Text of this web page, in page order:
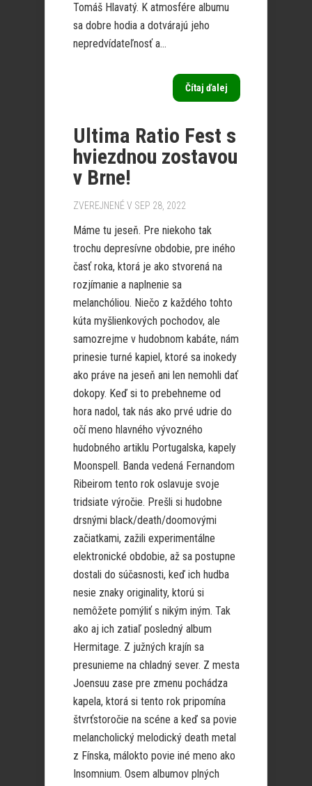
Tomáš Hlavatý. K atmosfére albumu
sa dobre hodia a dotvárajú jeho
nepredvídateľnosť a...
Čítaj ďalej
Ultima Ratio Fest s
hviezdnou zostavou
v Brne!
ZVEREJNENÉ V SEP 28, 2022
Máme tu jeseň. Pre niekoho tak
trochu depresívne obdobie, pre iného
časť roka, ktorá je ako stvorená na
rozjímanie a naplnenie sa
melanchóliou. Niečo z každého tohto
kúta myšlienkových pochodov, ale
samozrejme v hudobnom kabáte, nám
prinesie turné kapiel, ktoré sa inokedy
ako práve na jeseň ani len nemohli dať
dokopy. Keď si to prebehneme od
hora nadol, tak nás ako prvé udrie do
očí meno hlavného vývozného
hudobného artiklu Portugalska, kapely
Moonspell. Banda vedená Fernandom
Ribeirom tento rok oslavuje svoje
tridsiate výročie. Prešli si hudobne
drsnými black/death/doomovými
začiatkami, zažili experimentálne
elektronické obdobie, až sa postupne
dostali do súčasnosti, keď ich hudba
nesie znaky originality, ktorú si
nemôžete pomýliť s nikým iným. Tak
ako aj ich zatiaľ posledný album
Hermitage. Z južných krajín sa
presunieme na chladný sever. Z mesta
Joensuu zase pre zmenu pochádza
kapela, ktorá si tento rok pripomína
štvrťstoročie na scéne a keď sa povie
melancholický melodický death metal
z Fínska, málokto povie iné meno ako
Insomnium. Osem albumov plných